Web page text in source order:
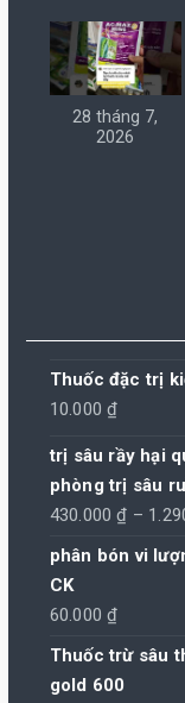
28 tháng 7,
2026
Thuốc đặc trị
10.000₫
trị sâu rầy hại
phòng trị sâu
430.000₫ –
phân bón vi
CK
60.000₫
Thuốc trừ sâu
gold 600